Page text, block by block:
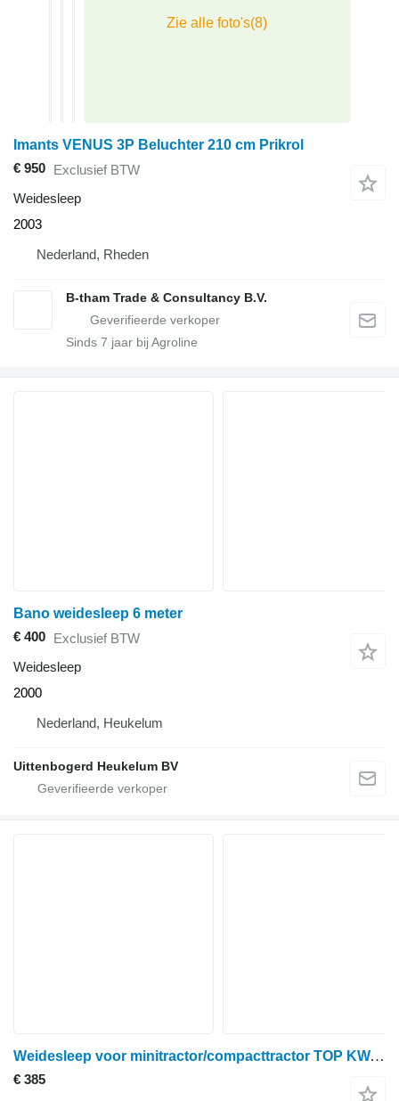
Imants VENUS 3P Beluchter 210 cm Prikrol
€ 950 Exclusief BTW
Weidesleep
2003
Nederland, Rheden
B-tham Trade & Consultancy B.V.
Sinds 7 jaar bij Agroline
Bano weidesleep 6 meter
€ 400 Exclusief BTW
Weidesleep
2000
Nederland, Heukelum
Uittenbogerd Heukelum BV
Weidesleep voor minitractor/compacttractor TOP KWALITEIT
€ 385